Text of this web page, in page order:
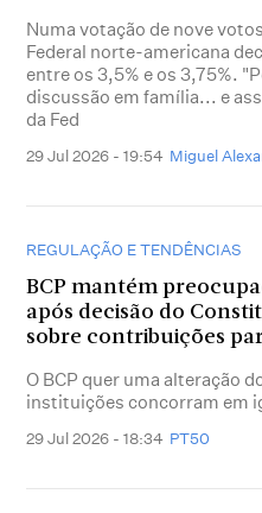
Numa votação de nove
Federal norte-americana
entre os 3,5% e os 3,75%.
discussão em família... e
da Fed
29 Jul 2026 - 19:54 Miguel
REGULAÇÃO E TENDÊNCIAS
BCP mantém
após decisão do
sobre contribuições
O BCP quer uma alteração
instituições concorram em
29 Jul 2026 - 18:34 PT50